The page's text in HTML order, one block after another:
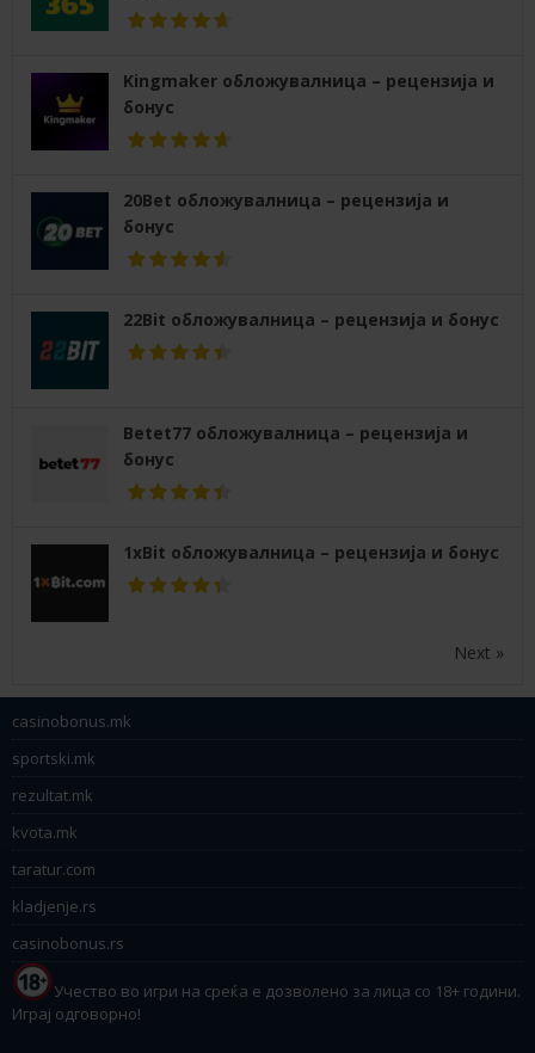
Kingmaker обложувалница – рецензија и
бонус
20Bet обложувалница – рецензија и
бонус
22Bit обложувалница – рецензија и бонус
Betet77 обложувалница – рецензија и
бонус
1xBit обложувалница – рецензија и бонус
Next »
casinobonus.mk
sportski.mk
rezultat.mk
kvota.mk
taratur.com
kladjenje.rs
casinobonus.rs
Учество во игри на среќа е дозволено за лица со 18+ години.
Играј одговорно!